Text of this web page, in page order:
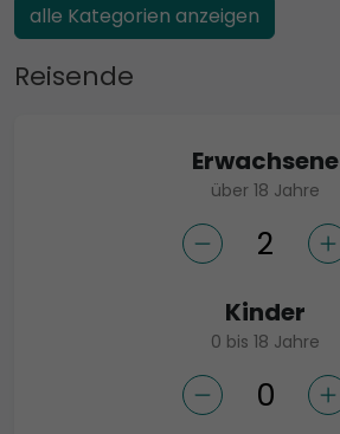
alle Kategorien anzeigen
Reisende
Erwachsene
über 18 Jahre
Kinder
0 bis 18 Jahre